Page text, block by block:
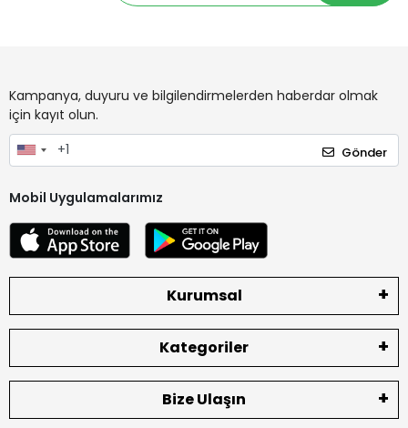
Kampanya, duyuru ve bilgilendirmelerden haberdar olmak
için kayıt olun.
Gönder
Mobil Uygulamalarımız
Kurumsal
Kategoriler
Bize Ulaşın